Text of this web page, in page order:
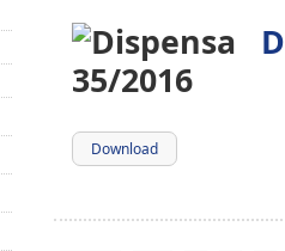
Download